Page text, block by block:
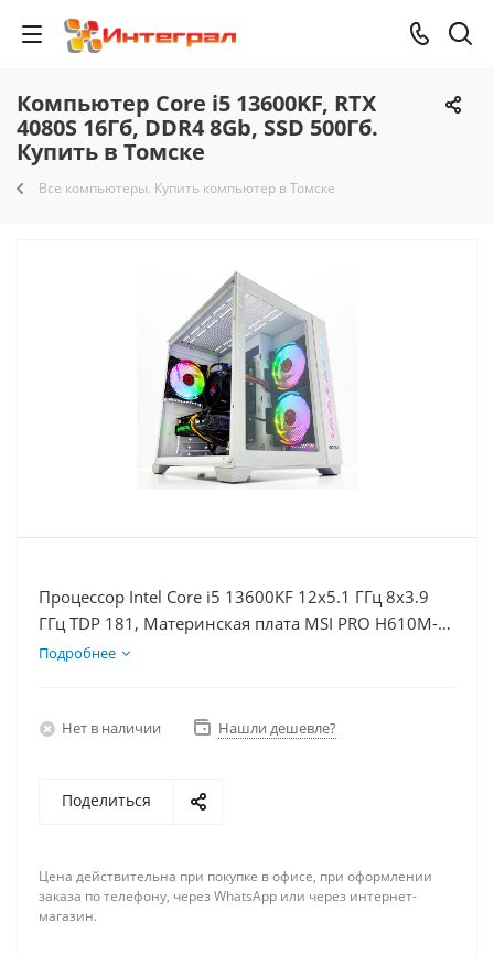
Компьютер Core i5 13600KF, RTX
4080S 16Гб, DDR4 8Gb, SSD 500Гб.
Купить в Томске
Все компьютеры. Купить компьютер в Томске
Процессор Intel Core i5 13600KF 12x5.1 ГГц 8x3.9
ГГц TDP 181, Материнская плата MSI PRO H610M-E,
Видеокарта RTX 4080S 16Гб, Память DDR4 8Gb,
Подробнее
Нет в наличии Нашли дешевле?
Поделиться
Цена действительна при покупке в офисе, при оформлении
заказа по телефону, через WhatsApp или через интернет-
магазин.